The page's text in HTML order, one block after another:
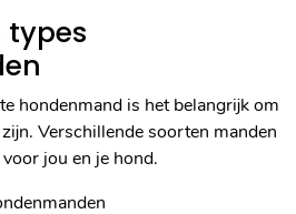
types
hondenmand is het belangrijk om
Verschillende soorten manden
jou en je hond.